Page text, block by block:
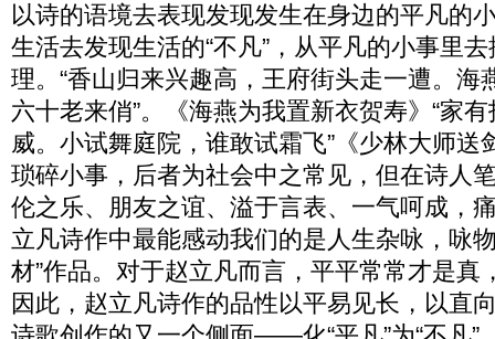
以诗的语境去表现发现发生在身边的平凡的
生活去发现生活的“不凡”，从平凡的小事里
理。“香山归来兴趣高，王府街头走一遭。海
六十老来俏”。《海燕为我置新衣贺寿》“家
威。小试舞庭院，谁敢试霜飞”《少林大师送
琐碎小事，后者为社会中之常见，但在诗人
伦之乐、朋友之谊、溢于言表、一气呵成，
立凡诗作中最能感动我们的是人生杂咏，咏
材”作品。对于赵立凡而言，平平常常才是真
因此，赵立凡诗作的品性以平易见长，以直